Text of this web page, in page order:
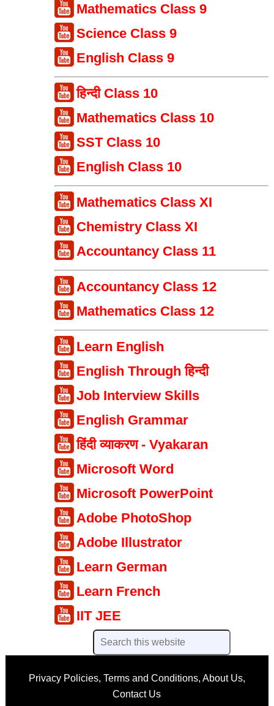
Mathematics Class 9
Science Class 9
English Class 9
हिन्दी Class 10
Mathematics Class 10
SST Class 10
English Class 10
Mathematics Class XI
Chemistry Class XI
Accountancy Class 11
Accountancy Class 12
Mathematics Class 12
Learn English
English Through हिन्दी
Job Interview Skills
English Grammar
हिंदी व्याकरण - Vyakaran
Microsoft Word
Microsoft PowerPoint
Adobe PhotoShop
Adobe Illustrator
Learn German
Learn French
IIT JEE
Privacy Policies, Terms and Conditions, About Us,
Contact Us